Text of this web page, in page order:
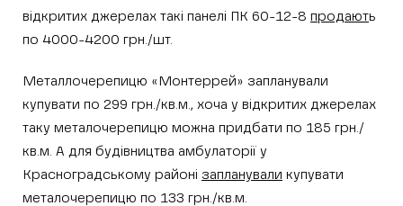
відкритих джерелах такі панелі ПК 60-12-8 продають
по 4000-4200 грн./шт.
Металлочерепицю «Монтеррей» запланували
купувати по 299 грн./кв.м., хоча у відкритих джерелах
таку металочерепицю можна придбати по 185 грн./
кв.м. А для будівництва амбулаторії у
Красноградському районі запланували купувати
металочерепицю по 133 грн./кв.м.